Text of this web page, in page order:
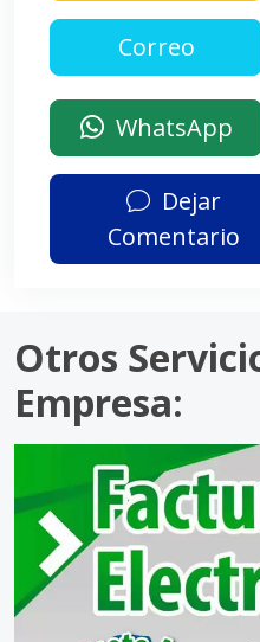
WhatsApp
Dejar
Comentario
Otros
Empresa: